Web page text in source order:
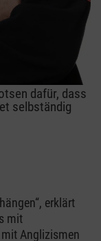
dafür, dass
selbständig
erklärt
mit
Anglizismen